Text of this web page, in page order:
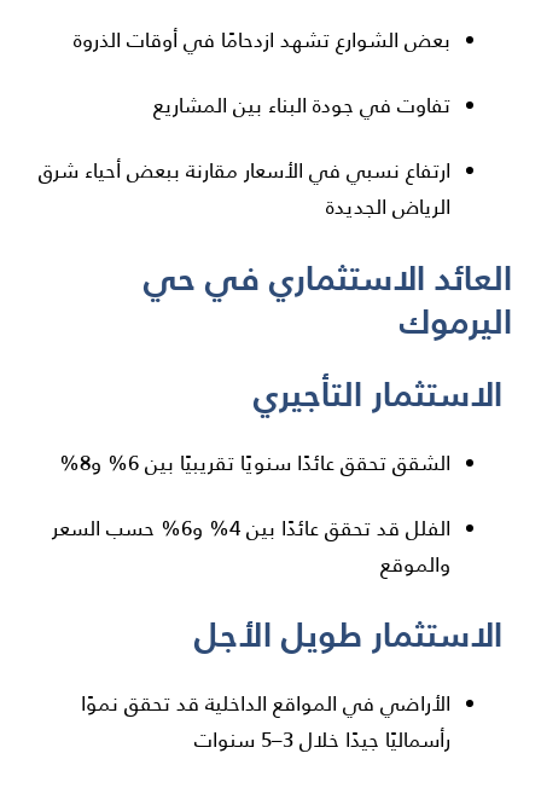
بعض الشوارع تشهد ازدحامًا في أوقات الذروة
تفاوت في جودة البناء بين المشاريع
ارتفاع نسبي في الأسعار مقارنة ببعض أحياء شرق
الرياض الجديدة
العائد الاستثماري في حي
اليرموك
الاستثمار التأجيري
الشقق تحقق عائدًا سنويًا تقريبيًا بين 6% و8%
الفلل قد تحقق عائدًا بين 4% و6% حسب السعر
والموقع
الاستثمار طويل الأجل
الأراضي في المواقع الداخلية قد تحقق نموًا
رأسماليًا جيدًا خلال 3–5 سنوات